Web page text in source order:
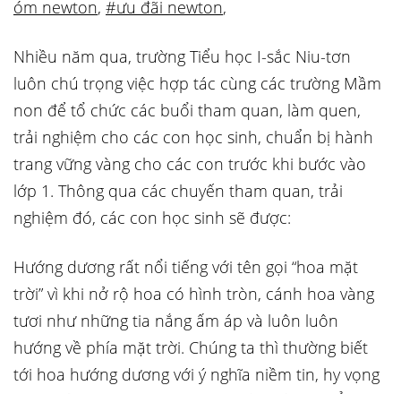
óm newton, #ưu đãi newton,
Nhiều năm qua, trường Tiểu học I-sắc Niu-tơn
luôn chú trọng việc hợp tác cùng các trường Mầm
non để tổ chức các buổi tham quan, làm quen,
trải nghiệm cho các con học sinh, chuẩn bị hành
trang vững vàng cho các con trước khi bước vào
lớp 1. Thông qua các chuyến tham quan, trải
nghiệm đó, các con học sinh sẽ được:
Hướng dương rất nổi tiếng với tên gọi “hoa mặt
trời” vì khi nở rộ hoa có hình tròn, cánh hoa vàng
tươi như những tia nắng ấm áp và luôn luôn
hướng về phía mặt trời. Chúng ta thì thường biết
tới hoa hướng dương với ý nghĩa niềm tin, hy vọng